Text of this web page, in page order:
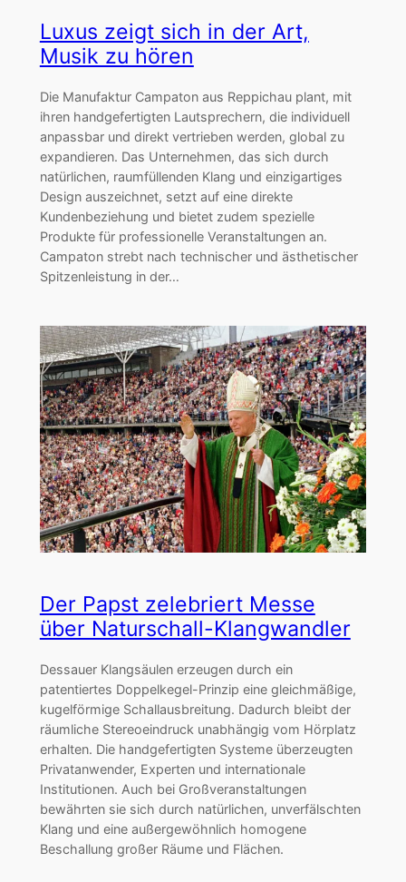
Luxus zeigt sich in der Art,
Musik zu hören
Die Manufaktur Campaton aus Reppichau plant, mit
ihren handgefertigten Lautsprechern, die individuell
anpassbar und direkt vertrieben werden, global zu
expandieren. Das Unternehmen, das sich durch
natürlichen, raumfüllenden Klang und einzigartiges
Design auszeichnet, setzt auf eine direkte
Kundenbeziehung und bietet zudem spezielle
Produkte für professionelle Veranstaltungen an.
Campaton strebt nach technischer und ästhetischer
Spitzenleistung in der…
Der Papst zelebriert Messe
über Naturschall-Klangwandler
Dessauer Klangsäulen erzeugen durch ein
patentiertes Doppelkegel-Prinzip eine gleichmäßige,
kugelförmige Schallausbreitung. Dadurch bleibt der
räumliche Stereoeindruck unabhängig vom Hörplatz
erhalten. Die handgefertigten Systeme überzeugten
Privatanwender, Experten und internationale
Institutionen. Auch bei Großveranstaltungen
bewährten sie sich durch natürlichen, unverfälschten
Klang und eine außergewöhnlich homogene
Beschallung großer Räume und Flächen.